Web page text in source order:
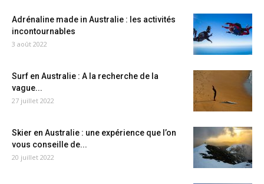
Adrénaline made in Australie : les activités
incontournables
3 août 2022
Surf en Australie : A la recherche de la
vague...
27 juillet 2022
Skier en Australie : une expérience que l’on
vous conseille de...
20 juillet 2022